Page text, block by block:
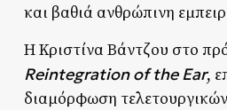
και βαθιά ανθρώπινη
Η Κριστίνα Βάντζου στο
Reintegration of the Ear,
διαμόρφωση